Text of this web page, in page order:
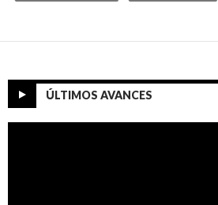
ÚLTIMOS AVANCES